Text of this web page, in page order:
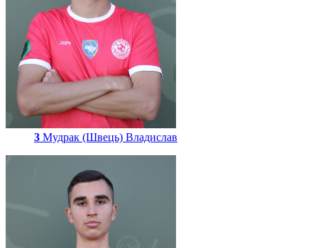
3 Мудрак (Швець) Владислав